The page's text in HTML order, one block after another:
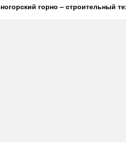
горно – строительный